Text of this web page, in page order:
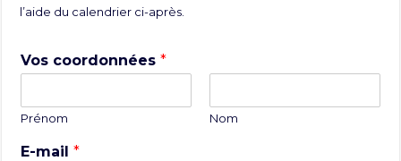
l’aide du calendrier ci-après.
Vos coordonnées*
Prénom Nom
E-mail*